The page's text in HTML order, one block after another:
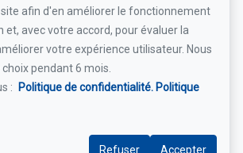
courriel
!
afin d'en améliorer le fonctionnement
avec votre accord, pour évaluer la
votre expérience utilisateur. Nous
pendant 6 mois.
:
Politique de confidentialité. Politique
Refuser Accepter